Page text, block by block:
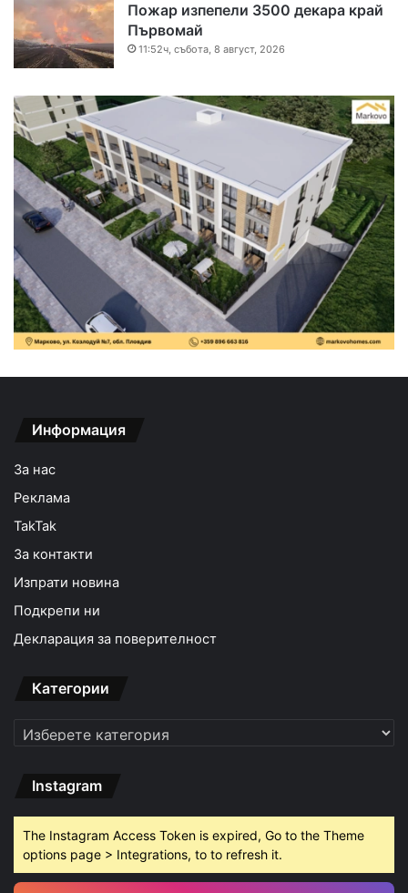
Пожар изпепели 3500 декара край
Първомай
11:52ч, събота, 8 август, 2026
Информация
За нас
Реклама
TakTak
За контакти
Изпрати новина
Подкрепи ни
Декларация за поверителност
Категории
Категории
Instagram
The Instagram Access Token is expired, Go to the Theme
options page > Integrations, to to refresh it.